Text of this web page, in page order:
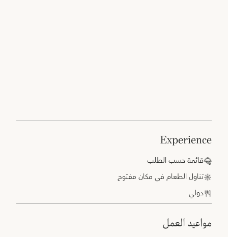
experience
قائمة حسب الطلب
تناول الطعام في مكان مفتوح
دولي
مواعيد العمل